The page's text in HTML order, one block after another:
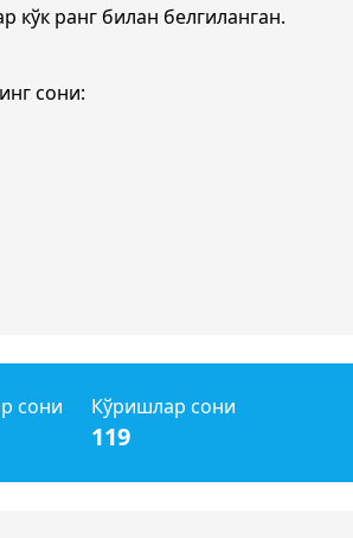
кўк ранг билан белгиланган.
сони:
сони Кўришлар сони
119